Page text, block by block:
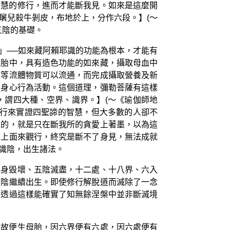
的修行，進而才能斷我見。如來是這麼開
兒殺牛剝皮，布地於上，分作六段。】(～
的基礎。
──如來藏阿賴耶識的功能為根本，才能有
中，具有造色功能的如來藏，攝取母血中
流體物質可以流通，而完成攝取營養及新
心行為活動。這個道理，彌勒菩薩有這樣
四大種、空界、識界。】(～《瑜伽師地
來實證四聖諦的智慧，但大多數的人卻不
，就是只在斷我所的貪愛上著墨，以為這
面來觀行，終究是斷不了身見，無法成就
陰，出生諸法。
毀壞、五陰滅盡，十二處、十八界、六入
繼續出生。即使修行解脫道而滅除了一念
過這樣能確實了知無餘涅槃中並非斷滅境
便生母胎，因六界便有六處，因六處便有